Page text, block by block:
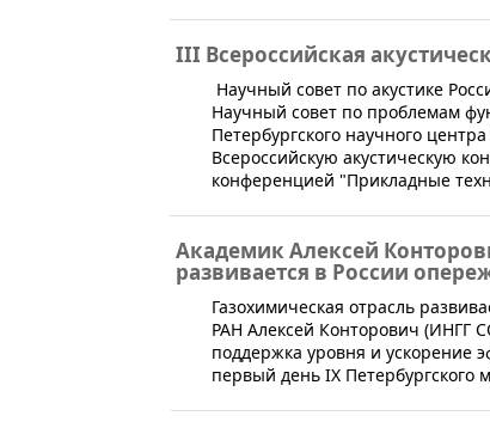
III Всероссийская
Научный совет по акустике
Научный совет по проблемам
Петербургского научного
Всероссийскую акустическую
конференцией "Прикладные
Академик Алексей
развивается в России
​Газохимическая отрасль
РАН Алексей Конторович
поддержка уровня и ускорение
первый день IX Петербургского